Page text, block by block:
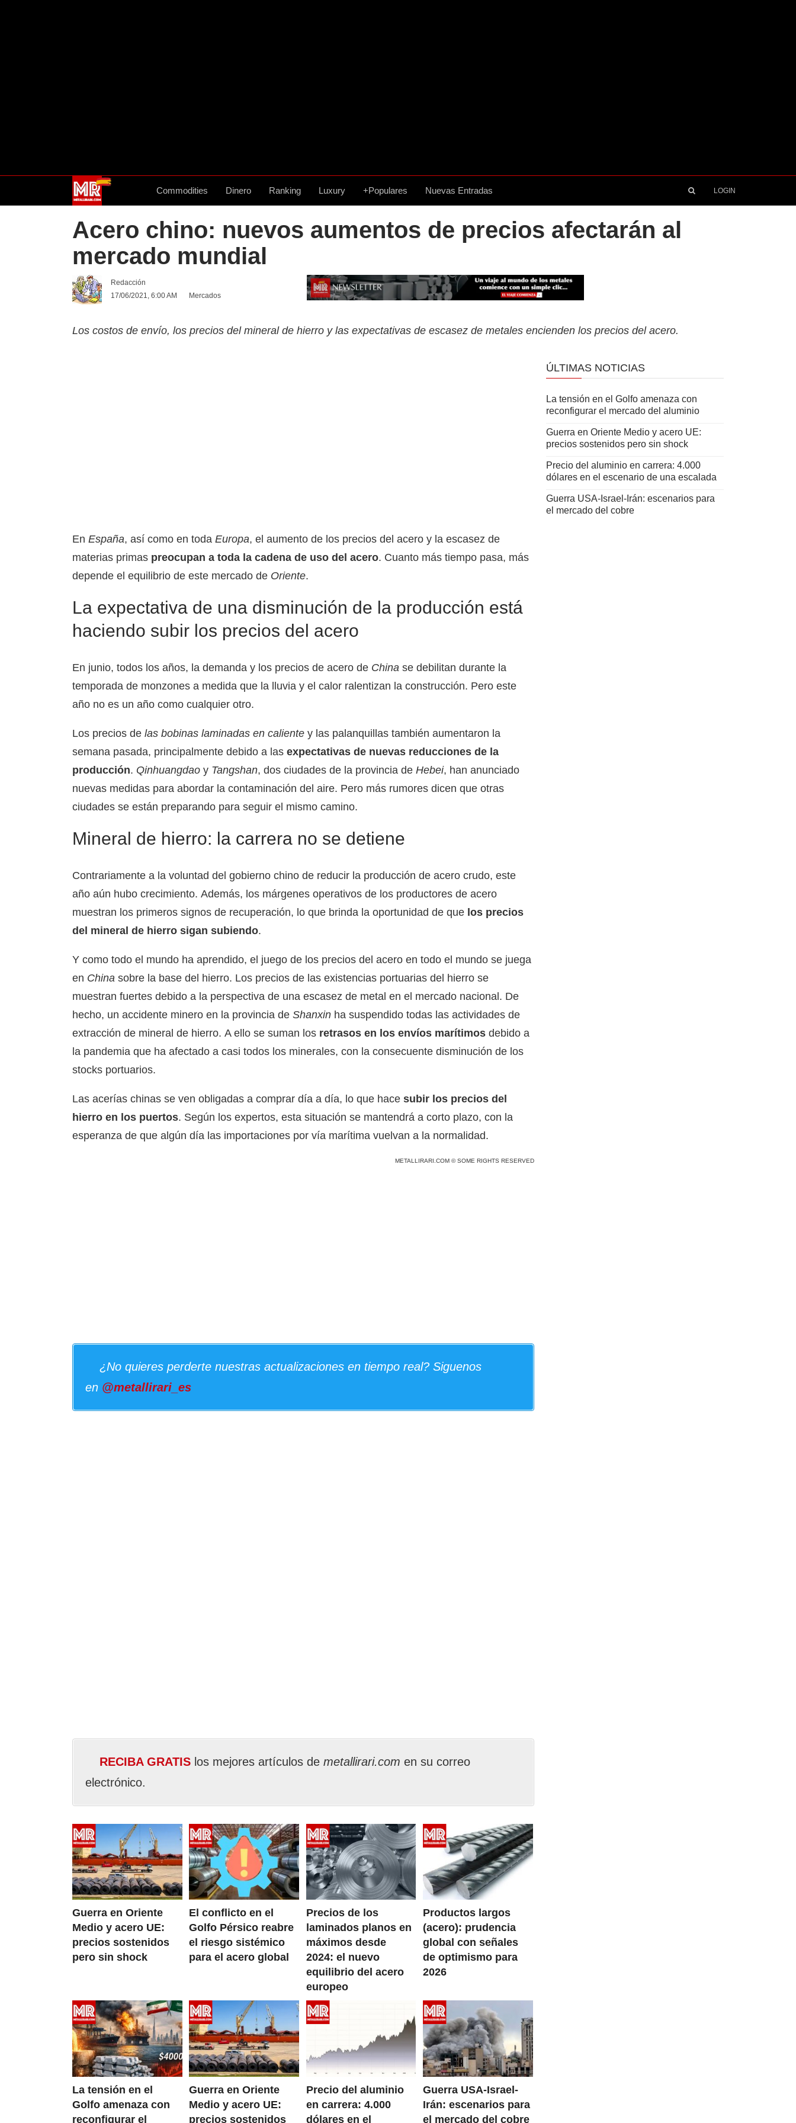
Commodities Dinero Ranking Luxury +Populares Nuevas Entradas LOGIN
Acero chino: nuevos aumentos de precios afectarán al
mercado mundial
Redacción
17/06/2021, 6:00 AM
Mercados
Los costos de envío, los precios del mineral de hierro y las expectativas de escasez de metales encienden los precios del acero.
En España, así como en toda Europa, el aumento de los precios del acero y la escasez de
materias primas preocupan a toda la cadena de uso del acero. Cuanto más tiempo pasa, más
depende el equilibrio de este mercado de Oriente.
La expectativa de una disminución de la producción está
haciendo subir los precios del acero
En junio, todos los años, la demanda y los precios de acero de China se debilitan durante la
temporada de monzones a medida que la lluvia y el calor ralentizan la construcción. Pero este
año no es un año como cualquier otro.
Los precios de las bobinas laminadas en caliente y las palanquillas también aumentaron la
semana pasada, principalmente debido a las expectativas de nuevas reducciones de la
producción. Qinhuangdao y Tangshan, dos ciudades de la provincia de Hebei, han anunciado
nuevas medidas para abordar la contaminación del aire. Pero más rumores dicen que otras
ciudades se están preparando para seguir el mismo camino.
Mineral de hierro: la carrera no se detiene
Contrariamente a la voluntad del gobierno chino de reducir la producción de acero crudo, este
año aún hubo crecimiento. Además, los márgenes operativos de los productores de acero
muestran los primeros signos de recuperación, lo que brinda la oportunidad de que los precios
del mineral de hierro sigan subiendo.
Y como todo el mundo ha aprendido, el juego de los precios del acero en todo el mundo se juega
en China sobre la base del hierro. Los precios de las existencias portuarias del hierro se
muestran fuertes debido a la perspectiva de una escasez de metal en el mercado nacional. De
hecho, un accidente minero en la provincia de Shanxin ha suspendido todas las actividades de
extracción de mineral de hierro. A ello se suman los retrasos en los envíos marítimos debido a
la pandemia que ha afectado a casi todos los minerales, con la consecuente disminución de los
stocks portuarios.
Las acerías chinas se ven obligadas a comprar día a día, lo que hace subir los precios del
hierro en los puertos. Según los expertos, esta situación se mantendrá a corto plazo, con la
esperanza de que algún día las importaciones por vía marítima vuelvan a la normalidad.
METALLIRARI.COM © SOME RIGHTS RESERVED
¿No quieres perderte nuestras actualizaciones en tiempo real? Siguenos
en @metallirari_es
RECIBA GRATIS los mejores artículos de metallirari.com en su correo
electrónico.
Guerra en Oriente
Medio y acero UE:
precios sostenidos
pero sin shock
El conflicto en el
Golfo Pérsico reabre
el riesgo sistémico
para el acero global
Precios de los
laminados planos en
máximos desde
2024: el nuevo
equilibrio del acero
europeo
Productos largos
(acero): prudencia
global con señales
de optimismo para
2026
La tensión en el
Golfo amenaza con
reconfigurar el
Guerra en Oriente
Medio y acero UE:
precios sostenidos
Precio del aluminio
en carrera: 4.000
dólares en el
Guerra USA-Israel-
Irán: escenarios para
el mercado del cobre
ÚLTIMAS NOTICIAS
La tensión en el Golfo amenaza con
reconfigurar el mercado del aluminio
Guerra en Oriente Medio y acero UE:
precios sostenidos pero sin shock
Precio del aluminio en carrera: 4.000
dólares en el escenario de una escalada
Guerra USA-Israel-Irán: escenarios para
el mercado del cobre